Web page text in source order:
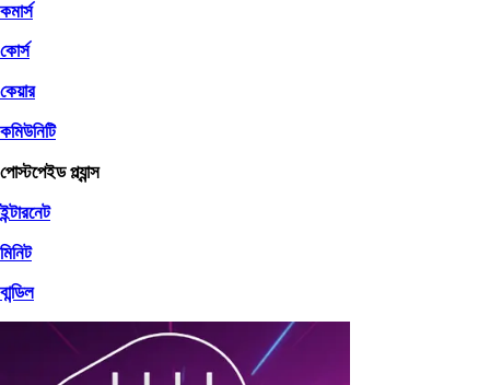
কমার্স
কোর্স
কেয়ার
কমিউনিটি
পোস্টপেইড প্ল্যান্স
ইন্টারনেট
মিনিট
বান্ডিল